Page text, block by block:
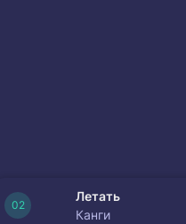
Летать
Канги